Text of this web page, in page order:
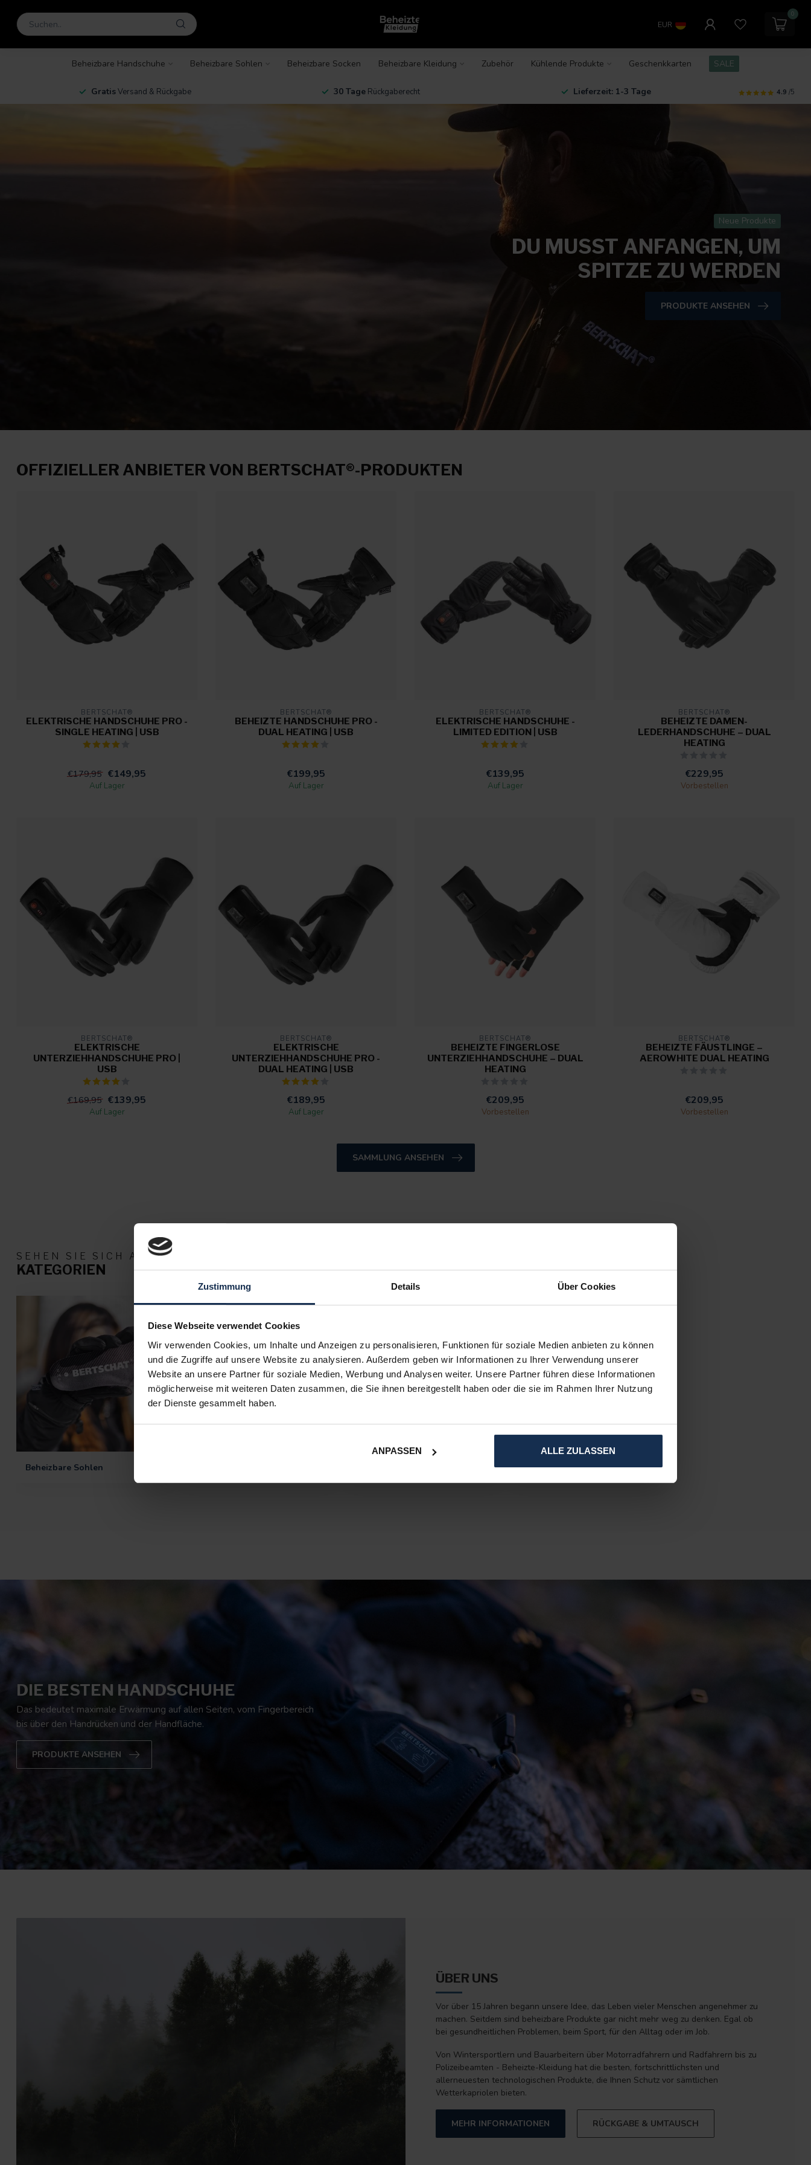
Zustimmung Details Über Cookies
Diese Webseite verwendet Cookies
Wir verwenden Cookies, um Inhalte und Anzeigen zu personalisieren, Funktionen für soziale Medien anbieten zu können
und die Zugriffe auf unsere Website zu analysieren. Außerdem geben wir Informationen zu Ihrer Verwendung unserer
Website an unsere Partner für soziale Medien, Werbung und Analysen weiter. Unsere Partner führen diese Informationen
möglicherweise mit weiteren Daten zusammen, die Sie ihnen bereitgestellt haben oder die sie im Rahmen Ihrer Nutzung
der Dienste gesammelt haben.
ANPASSEN ALLE ZULASSEN
EUR
0
Beheizbare Handschuhe Beheizbare Sohlen Beheizbare Socken Beheizbare Kleidung Zubehör Kühlende Produkte Geschenkkarten SALE
GratisVersand & Rückgabe 30 TageRückgaberecht Lieferzeit: 1-3 Tage 4.9 /5
Neue Produkte
DU MUSST ANFANGEN, UM
SPITZE ZU WERDEN
PRODUKTE ANSEHEN
OFFIZIELLER ANBIETER VON BERTSCHAT®-PRODUKTEN
BERTSCHAT®
ELEKTRISCHE HANDSCHUHE PRO -
SINGLE HEATING | USB
€179,95 €149,95
Auf Lager
BERTSCHAT®
BEHEIZTE HANDSCHUHE PRO -
DUAL HEATING | USB
€199,95
Auf Lager
BERTSCHAT®
ELEKTRISCHE HANDSCHUHE -
LIMITED EDITION | USB
€139,95
Auf Lager
BERTSCHAT®
BEHEIZTE DAMEN-
LEDERHANDSCHUHE – DUAL
HEATING
€229,95
Vorbestellen
BERTSCHAT®
ELEKTRISCHE
UNTERZIEHHANDSCHUHE PRO |
USB
€169,95 €139,95
Auf Lager
BERTSCHAT®
ELEKTRISCHE
UNTERZIEHHANDSCHUHE PRO -
DUAL HEATING | USB
€189,95
Auf Lager
BERTSCHAT®
BEHEIZTE FINGERLOSE
UNTERZIEHHANDSCHUHE – DUAL
HEATING
€209,95
Vorbestellen
BERTSCHAT®
BEHEIZTE FÄUSTLINGE –
AEROWHITE DUAL HEATING
€209,95
Vorbestellen
SAMMLUNG ANSEHEN
SEHEN SIE SICH ALLE UNSERE PRODUKTE AN
KATEGORIEN
Beheizbare Sohlen Beheizbare Kleidung
DIE BESTEN HANDSCHUHE
Das bedeutet maximale Erwärmung auf allen Seiten, vom Fingerbereich
bis über den Handrücken und der Handfläche.
PRODUKTE ANSEHEN
ÜBER UNS
Vor über 15 Jahren begann unsere Idee, das Leben vieler Menschen angenehmer zu
machen. Seitdem sind beheizbare Produkte gar nicht mehr weg zu denken. Egal ob
bei gesundheitlichen Problemen, beim Sport, für den Alltag oder im Job.
Von Wintersportlern und Bauarbeitern über Motorradfahrern und Radfahrern bis zu
Polizeibeamten - Beheizte-Kleidung hat die besten, fortschrittlichsten und
allerneuesten technologischen Produkte, die Ihnen Schutz vor sämtlichen
Wetterkapriolen bieten.
MEHR INFORMATIONEN RÜCKGABE & UMTAUSCH